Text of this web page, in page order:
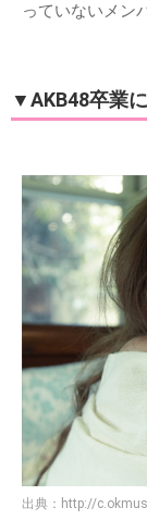
っていないメン
▼AKB48卒業
出典： http://